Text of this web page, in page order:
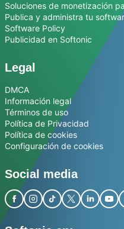
Soluciones de monetización
Publica y administra tu
Software Policy
Publicidad en Softonic
Legal
DMCA
Información legal
Términos de uso
Política de Privacidad
Política de cookies
Configuración de cookies
Social media